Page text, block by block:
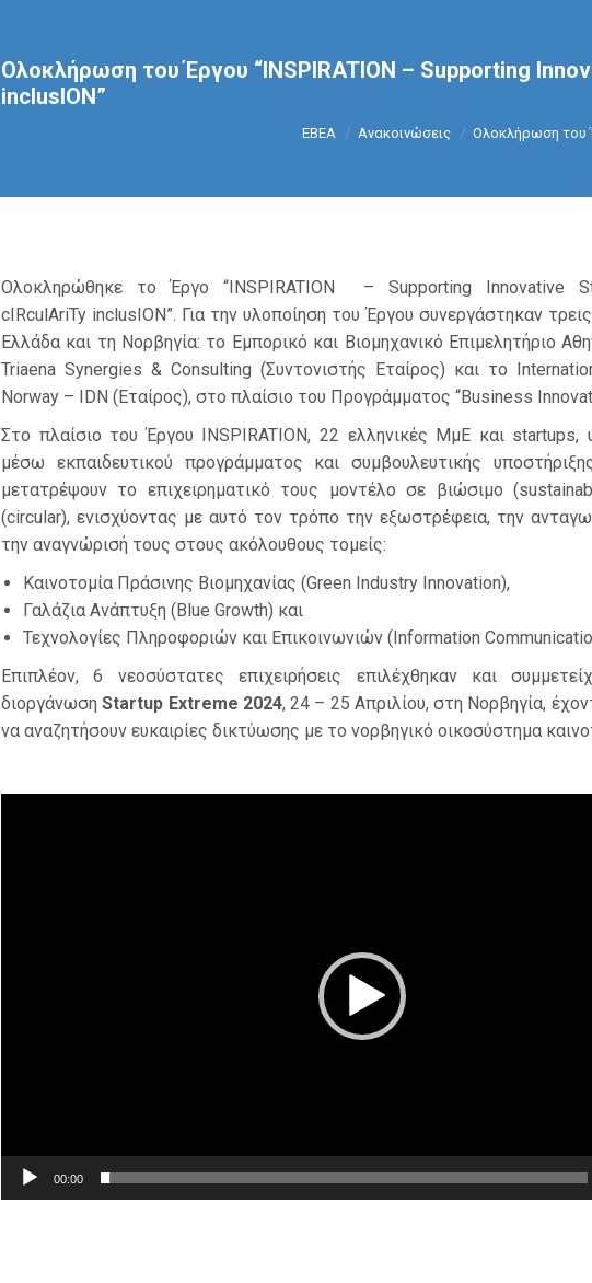
Ολοκλήρωση του Έργου “INSPIRATION – Supporting
inclusION”
You are here:
ΕΒΕΑ Ανακοινώσεις Ολοκλήρωση του
Ολοκληρώθηκε το Έργο “INSPIRATION – Supporting Innovative
cIRculAriTy inclusION”. Για την υλοποίηση του Έργου συνεργάστηκαν
Ελλάδα και τη Νορβηγία: το Εμπορικό και Βιομηχανικό Επιμελητήριο
Triaena Synergies & Consulting (Συντονιστής Εταίρος) και το
Norway – IDN (Εταίρος), στο πλαίσιο του Προγράμματος “Business
Στο πλαίσιο του Έργου INSPIRATION, 22 ελληνικές ΜμΕ και startups,
μέσω εκπαιδευτικού προγράμματος και συμβουλευτικής
μετατρέψουν το επιχειρηματικό τους μοντέλο σε βιώσιμο
(circular), ενισχύοντας με αυτό τον τρόπο την εξωστρέφεια, την
την αναγνώρισή τους στους ακόλουθους τομείς:
Καινοτομία Πράσινης Βιομηχανίας (Green Industry Innovation),
Γαλάζια Ανάπτυξη (Blue Growth) και
Τεχνολογίες Πληροφοριών και Επικοινωνιών (Information
Επιπλέον, 6 νεοσύστατες επιχειρήσεις επιλέχθηκαν και
διοργάνωσηStartup Extreme 2024, 24 – 25 Απριλίου, στη Νορβηγία,
να αναζητήσουν ευκαιρίες δικτύωσης με το νορβηγικό οικοσύστημα
00:00